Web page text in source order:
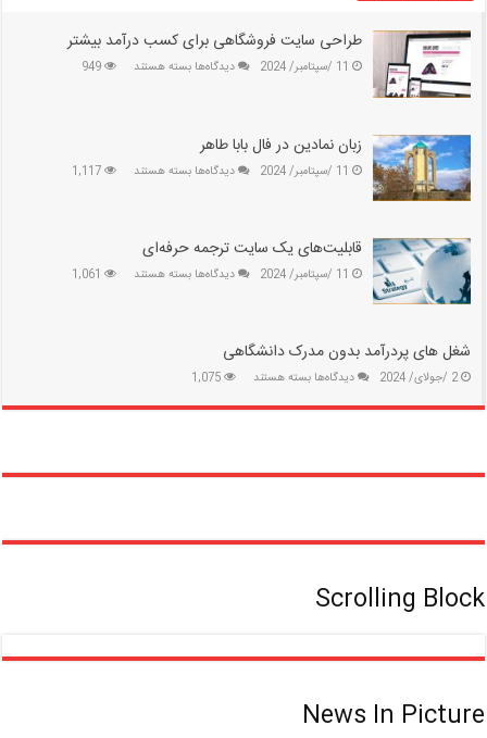
کسب‌وکار
مشتریان
طراحی سایت فروشگاهی برای کسب درآمد بیشتر
11 /سپتامبر/ 2024 دیدگاه‌هابرای
درآمد
بسته هستند 949
زبان نمادین در فال بابا طاهر
11 /سپتامبر/ 2024 دیدگاه‌هابرای
فال
طاهر
بسته هستند 1,117
قابلیت‌های یک سایت ترجمه حرفه‌ای
11 /سپتامبر/ 2024 دیدگاه‌هابرای
بسته هستند 1,061
شغل های پردرآمد بدون مدرک دانشگاهی
2 /جولای/ 2024 دیدگاه‌هابرای
های
مدرک
بسته هستند 1,075
Scrolling Block
News In Picture